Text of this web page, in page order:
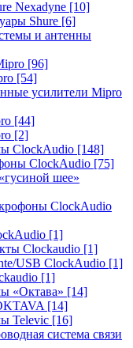
Nexadyne [10]
Shure [6]
и антенны
[96]
[54]
усилители Mipro
[44]
[2]
ClockAudio [148]
ClockAudio [75]
шее»
ClockAudio
[1]
Clockaudio [1]
USB ClockAudio [1]
[1]
«Октава» [14]
[14]
Televic [16]
система связи